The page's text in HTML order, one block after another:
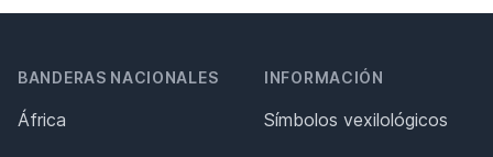
BANDERAS NACIONALES
África
INFORMACIÓN
Símbolos vexilológicos